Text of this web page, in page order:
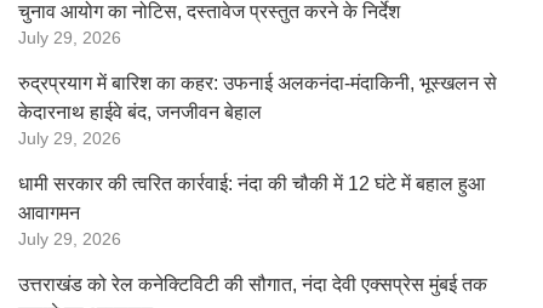
चुनाव आयोग का नोटिस, दस्तावेज प्रस्तुत करने के निर्देश
July 29, 2026
रुद्रप्रयाग में बारिश का कहर: उफनाई अलकनंदा-मंदाकिनी, भूस्खलन से
केदारनाथ हाईवे बंद, जनजीवन बेहाल
July 29, 2026
धामी सरकार की त्वरित कार्रवाई: नंदा की चौकी में 12 घंटे में बहाल हुआ
आवागमन
July 29, 2026
उत्तराखंड को रेल कनेक्टिविटी की सौगात, नंदा देवी एक्सप्रेस मुंबई तक